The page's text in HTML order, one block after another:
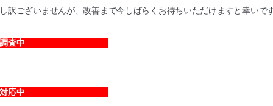
訳ございませんが、改善まで今しばらくお待ちいただけますと幸いです
調査中
対応中